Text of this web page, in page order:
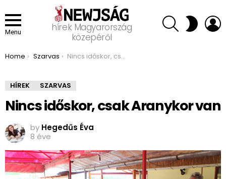
Menu
hírek Magyarország
közepéről
SEARCH SWITCH
SKIN
You are here:
Home Szarvas Nincs időskor, csak Aranykor van
HÍREK SZARVAS
Nincs időskor, csak Aranykor van
by Hegedűs Éva
8 éve